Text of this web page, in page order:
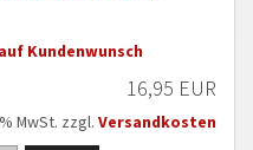
Kundenwunsch
16,95 EUR
MwSt. zzgl. Versandkosten